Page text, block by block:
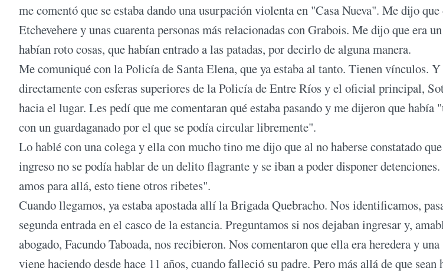
me comentó que se estaba dando una usurpación violenta en "Casa Nueva". Me dijo
Etchevehere y unas cuarenta personas más relacionadas con Grabois. Me dijo que era
habían roto cosas, que habían entrado a las patadas, por decirlo de alguna manera.
Me comuniqué con la Policía de Santa Elena, que ya estaba al tanto. Tienen vínculos.
directamente con esferas superiores de la Policía de Entre Ríos y el oficial principal,
hacia el lugar. Les pedí que me comentaran qué estaba pasando y me dijeron que había
con un guardaganado por el que se podía circular libremente".
Lo hablé con una colega y ella con mucho tino me dijo que al no haberse constatado
ingreso no se podía hablar de un delito flagrante y se iban a poder disponer
amos para allá, esto tiene otros ribetes".
Cuando llegamos, ya estaba apostada allí la Brigada Quebracho. Nos identificamos,
segunda entrada en el casco de la estancia. Preguntamos si nos dejaban ingresar y,
abogado, Facundo Taboada, nos recibieron. Nos comentaron que ella era heredera y
viene haciendo desde hace 11 años, cuando falleció su padre. Pero más allá de que sean